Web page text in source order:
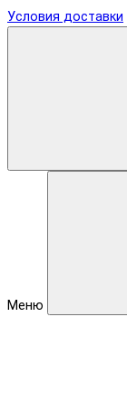
Условия доставки
Меню